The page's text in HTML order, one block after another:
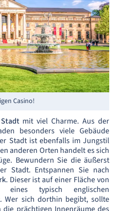
Casino!
mit viel Charme. Aus der
besonders viele Gebäude
Stadt ist ebenfalls im Jungstil
anderen Orten handelt es sich
Bewundern Sie die äußerst
Stadt. Entspannen Sie nach
. Dieser ist auf einer Fläche von
typisch englischen
Wer sich dorthin begibt, sollte